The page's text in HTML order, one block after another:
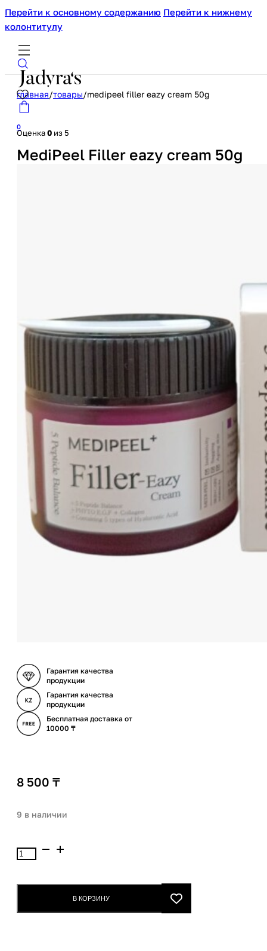
Перейти к основному содержанию Перейти к нижнему
колонтитулу
0
главная/товары/medipeel filler eazy cream 50g
Оценка0 из 5
MediPeel Filler eazy cream 50g
Гарантия качества
продукции
Гарантия качества
продукции
Бесплатная доставка от
10000 ₸
8 500 ₸
9 в наличии
Количество
товара
В КОРЗИНУ